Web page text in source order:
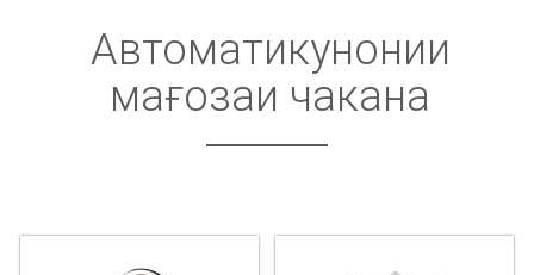
Автоматикунонии
мағозаи чакана